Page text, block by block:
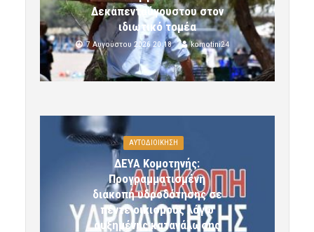
Δεκαπενταύγουστου στον
ιδιωτικό τομέα
7 Αυγούστου 2026 20:18 komotini24
ΑΥΤΟΔΙΟΙΚΗΣΗ
ΔΕΥΑ Κομοτηνής:
Προγραμματισμένη
διακοπή υδροδότησης σε
πέντε οικισμούς λόγω
αυξημένης κατανάλωσης